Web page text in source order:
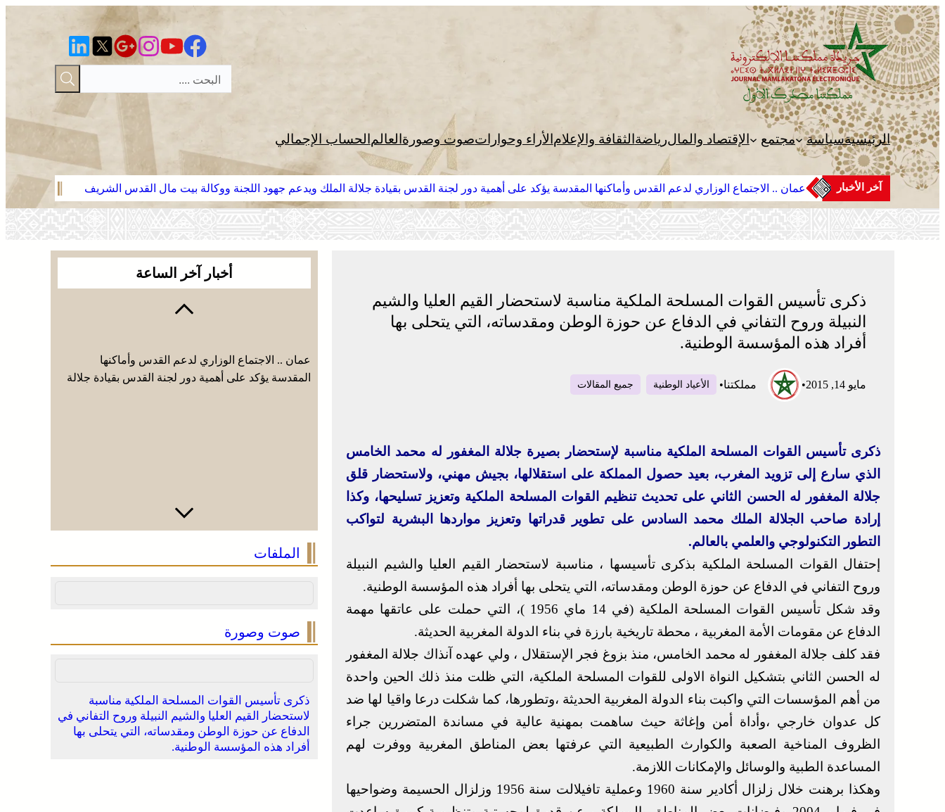
تخطى
إلى
المحتوى
الرئيسيةسياسة مجتمع الإقتصاد والمالرياضة الثقافة والإعلام الأراء وحواراتصوت وصورة العالم الحساب الإجمالي
آخر الأخبار عمان .. الاجتماع الوزاري لدعم القدس وأماكنها المقدسة يؤكد على أهمية دور لجنة القدس بقيادة جلالة الملك ويدعم جهود اللجنة ووكالة بيت مال القدس الشريف موجة حر
ذكرى تأسيس القوات المسلحة الملكية مناسبة لاستحضار القيم العليا والشيم
النبيلة وروح التفاني في الدفاع عن حوزة الوطن ومقدساته، التي يتحلى بها
أفراد هذه المؤسسة الوطنية.
مايو 14, 2015 • مملكتنا• الأعياد الوطنية جميع المقالات
ذكرى تأسيس القوات المسلحة الملكية مناسبة لإستحضار بصيرة جلالة المغفور له محمد الخامس
الذي سارع إلى تزويد المغرب، بعيد حصول المملكة على استقلالها، بجيش مهني، ولاستحضار قلق
جلالة المغفور له الحسن الثاني على تحديث تنظيم القوات المسلحة الملكية وتعزيز تسليحها، وكذا
إرادة صاحب الجلالة الملك محمد السادس على تطوير قدراتها وتعزيز مواردها البشرية لتواكب
التطور التكنولوجي والعلمي بالعالم.
إحتفال القوات المسلحة الملكية بذكرى تأسيسها ، مناسبة لاستحضار القيم العليا والشيم النبيلة
وروح التفاني في الدفاع عن حوزة الوطن ومقدساته، التي يتحلى بها أفراد هذه المؤسسة الوطنية.
وقد شكل تأسيس القوات المسلحة الملكية (في 14 ماي 1956 )، التي حملت على عاتقها مهمة
الدفاع عن مقومات الأمة المغربية ، محطة تاريخية بارزة في بناء الدولة المغربية الحديثة.
فقد كلف جلالة المغفور له محمد الخامس، منذ بزوغ فجر الإستقلال ، ولي عهده آنذاك جلالة المغفور
له الحسن الثاني بتشكيل النواة الاولى للقوات المسلحة الملكية، التي ظلت منذ ذلك الحين واحدة
من أهم المؤسسات التي واكبت بناء الدولة المغربية الحديثة ،وتطورها، كما شكلت درعا واقيا لها ضد
كل عدوان خارجي ،وأداة أمن وإغاثة حيث ساهمت بمهنية عالية في مساندة المتضررين جراء
الظروف المناخية الصعبة والكوارث الطبيعية التي عرفتها بعض المناطق المغربية ووفرت لهم
المساعدة الطبية والوسائل والإمكانات اللازمة.
وهكذا برهنت خلال زلزال أكادير سنة 1960 وعملية تافيلالت سنة 1956 وزلزال الحسيمة وضواحيها
أخبار آخر الساعة
عمان .. الاجتماع الوزاري لدعم القدس وأماكنها
المقدسة يؤكد على أهمية دور لجنة القدس بقيادة جلالة
الملفات
صوت وصورة
ذكرى تأسيس القوات المسلحة الملكية مناسبة
لاستحضار القيم العليا والشيم النبيلة وروح التفاني في
الدفاع عن حوزة الوطن ومقدساته، التي يتحلى بها
أفراد هذه المؤسسة الوطنية.